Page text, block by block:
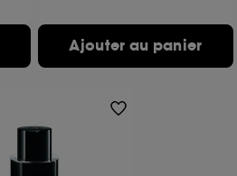
Ajouter au panier